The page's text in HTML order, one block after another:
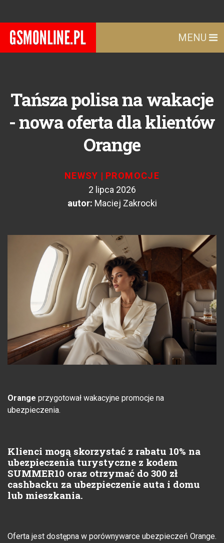
MENU
Tańsza polisa na wakacje
- nowa oferta dla klientów
Orange
NEWSY | PROMOCJE
2 lipca 2026
autor: Maciej Zakrocki
Orange przygotował wakacyjne promocje na
ubezpieczenia.
Klienci mogą skorzystać z rabatu 10% na
ubezpieczenia turystyczne z kodem
SUMMER10 oraz otrzymać do 300 zł
cashbacku za ubezpieczenie auta i domu
lub mieszkania.
Oferta jest dostępna w porównywarce ubezpieczeń Orange.